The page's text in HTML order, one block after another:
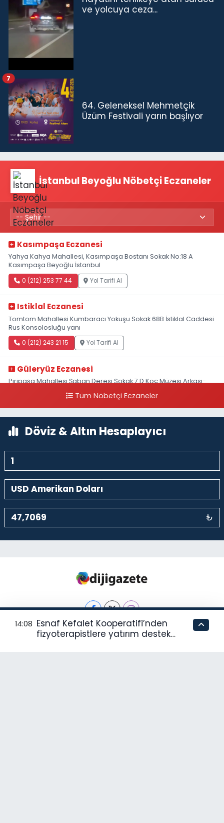
ve yolcuya ceza...
64. Geleneksel Mehmetçik
Üzüm Festivali yarın başlıyor
7
İstanbul Beyoğlu Nöbetçi Eczaneler
Kasımpaşa Eczanesi
Yahya Kahya Mahallesi, Kasımpaşa Bostanı Sokak No:18 A
Kasımpaşa Beyoğlu İstanbul
0 (212) 253 77 44 Yol Tarifi Al
Istiklal Eczanesi
Tomtom Mahallesi Kumbaracı Yokuşu Sokak 68B İstiklal Caddesi
Rus Konsolosluğu yanı
0 (212) 243 21 15 Yol Tarifi Al
Güleryüz Eczanesi
Piripaşa Mahallesi Şaban Deresi Sokak 7 D Koç Müzesi Arkası-
Tüm Nöbetçi Eczaneler
Döviz & Altın Hesaplayıcı
₺
14:08 Esnaf Kefalet Kooperatifi’nden
fizyoterapistlere yatırım destek